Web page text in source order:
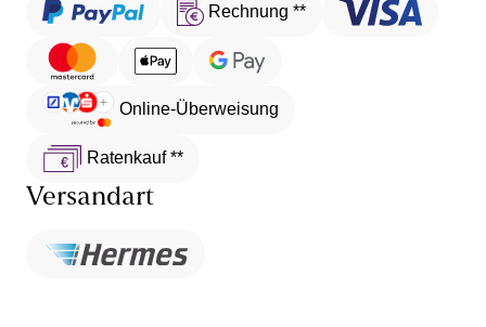
Rechnung **
Online-Überweisung
Ratenkauf **
Versandart